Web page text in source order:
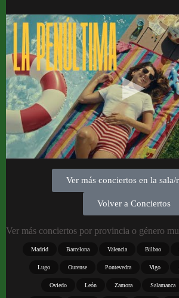
Ver más conciertos en la sala/
Volver a Conciertos
Ver más conciertos por provincia o género
Madrid Barcelona Valencia Bilbao
Lugo Ourense Pontevedra Vigo
Oviedo León Zamora Salamanca